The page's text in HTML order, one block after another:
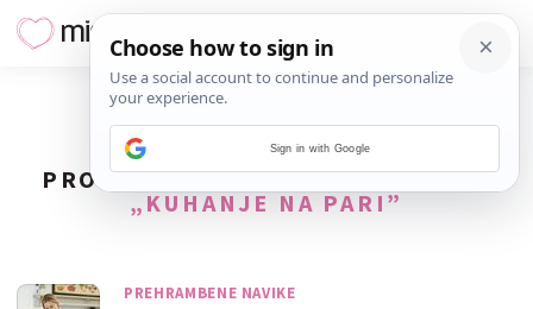
PRONAĐENO1REZULTATA ZA TAG
„KUHANJE NA PARI”
PREHRAMBENE NAVIKE
Sign in with Google